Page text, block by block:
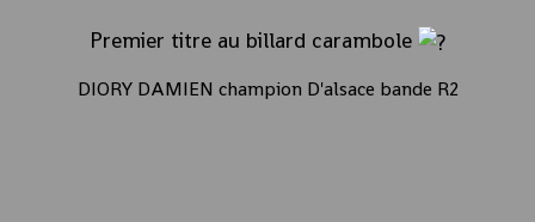
Premier titre au billard carambole
DIORY DAMIEN champion D'alsace bande R2